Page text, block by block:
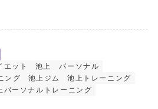
ット
池上 パーソナル
ング
池上ジム
池上トレーニング
パーソナルトレーニング